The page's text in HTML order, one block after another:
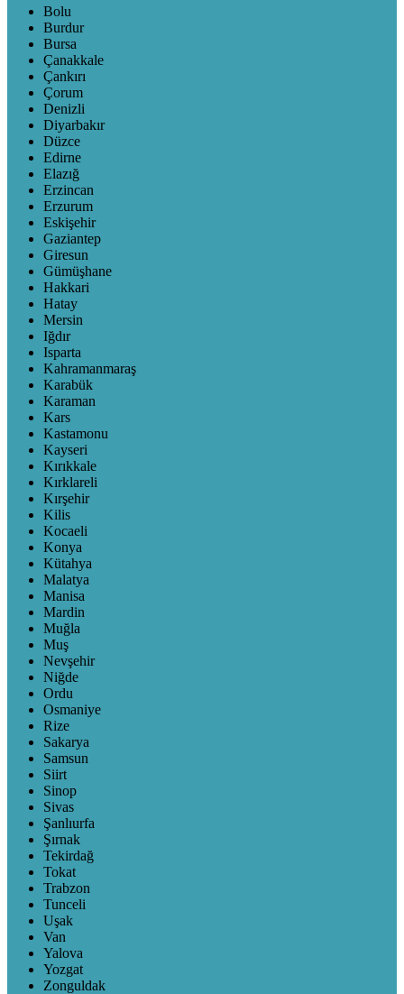
Bolu
Burdur
Bursa
Çanakkale
Çankırı
Çorum
Denizli
Diyarbakır
Düzce
Edirne
Elazığ
Erzincan
Erzurum
Eskişehir
Gaziantep
Giresun
Gümüşhane
Hakkari
Hatay
Mersin
Iğdır
Isparta
Kahramanmaraş
Karabük
Karaman
Kars
Kastamonu
Kayseri
Kırıkkale
Kırklareli
Kırşehir
Kilis
Kocaeli
Konya
Kütahya
Malatya
Manisa
Mardin
Muğla
Muş
Nevşehir
Niğde
Ordu
Osmaniye
Rize
Sakarya
Samsun
Siirt
Sinop
Sivas
Şanlıurfa
Şırnak
Tekirdağ
Tokat
Trabzon
Tunceli
Uşak
Van
Yalova
Yozgat
Zonguldak